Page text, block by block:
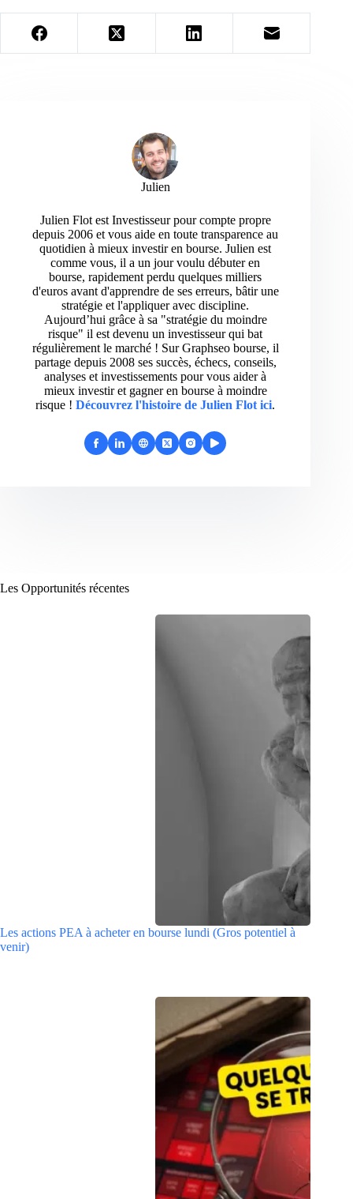
Julien
Julien Flot est Investisseur pour compte propre
depuis 2006 et vous aide en toute transparence au
quotidien à mieux investir en bourse. Julien est
comme vous, il a un jour voulu débuter en
bourse, rapidement perdu quelques milliers
d'euros avant d'apprendre de ses erreurs, bâtir une
stratégie et l'appliquer avec discipline.
Aujourd’hui grâce à sa "stratégie du moindre
risque" il est devenu un investisseur qui bat
régulièrement le marché ! Sur Graphseo bourse, il
partage depuis 2008 ses succès, échecs, conseils,
analyses et investissements pour vous aider à
mieux investir et gagner en bourse à moindre
risque ! Découvrez l'histoire de Julien Flot ici.
Les Opportunités récentes
Les actions PEA à acheter en bourse lundi (Gros potentiel à
venir)